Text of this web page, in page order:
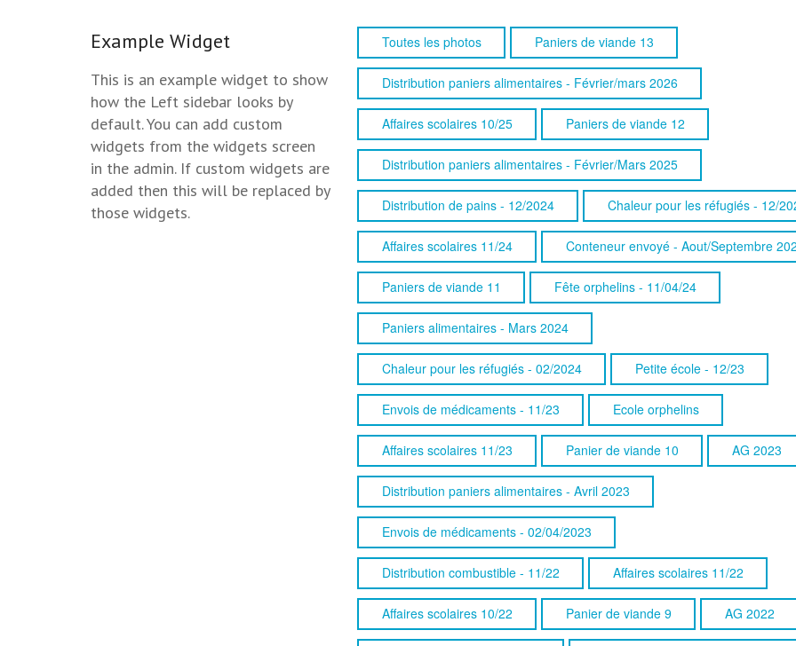
Toutes les photos Paniers de viande 13
Distribution paniers alimentaires - Février/mars 2026
Affaires scolaires 10/25 Paniers de viande 12
Distribution paniers alimentaires - Février/Mars 2025
Distribution de pains - 12/2024 Chaleur pour les réfugiés - 12/
Affaires scolaires 11/24 Conteneur envoyé - Aout/Septembre
Paniers de viande 11 Fête orphelins - 11/04/24
Paniers alimentaires - Mars 2024
Chaleur pour les réfugiés - 02/2024 Petite école - 12/23
Envois de médicaments - 11/23 Ecole orphelins
Affaires scolaires 11/23 Panier de viande 10 AG 2023
Distribution paniers alimentaires - Avril 2023
Envois de médicaments - 02/04/2023
Distribution combustible - 11/22 Affaires scolaires 11/22
Affaires scolaires 10/22 Panier de viande 9 AG 2022
Example Widget
This is an example widget to show
how the Left sidebar looks by
default. You can add custom
widgets from the widgets screen
in the admin. If custom widgets are
added then this will be replaced by
those widgets.